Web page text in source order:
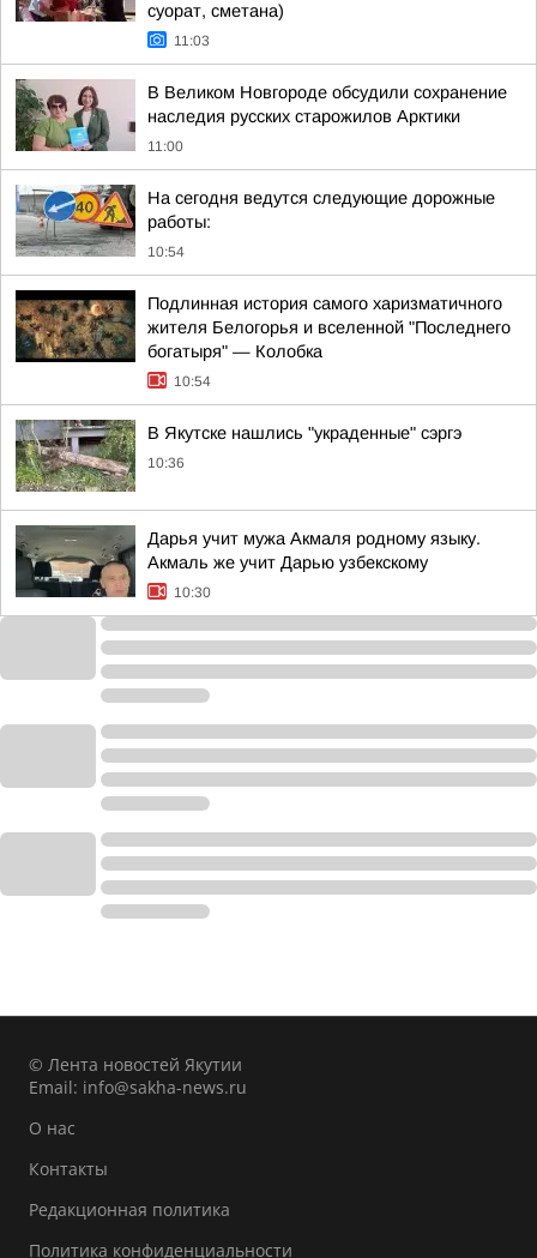
суорат, сметана)
11:03
В Великом Новгороде обсудили сохранение
наследия русских старожилов Арктики
11:00
На сегодня ведутся следующие дорожные
работы:
10:54
Подлинная история самого харизматичного
жителя Белогорья и вселенной "Последнего
богатыря" — Колобка
10:54
В Якутске нашлись "украденные" сэргэ
10:36
Дарья учит мужа Акмаля родному языку.
Акмаль же учит Дарью узбекскому
10:30
© Лента новостей Якутии
Email: info@sakha-news.ru
О нас
Контакты
Редакционная политика
Политика конфиденциальности